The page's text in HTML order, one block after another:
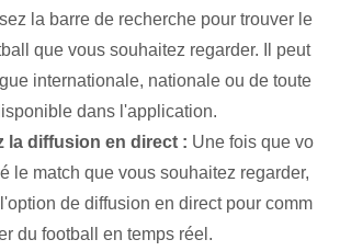
la barre de recherche pour trouver le
que vous souhaitez regarder. Il peut
internationale, nationale ou de toute
dans l'application.
la diffusion en direct : Une fois que vo
le match que vous souhaitez regarder,
de diffusion en direct pour comm
du football en temps réel.